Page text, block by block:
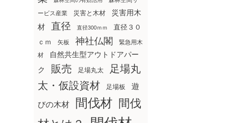
ービス産業
災害と木材
災害用木
材
直径 直径300ｍｍ
直径３０
ｃｍ
矢板 神社仏閣
緊急用木
材
自然共生型アウトドアパー
ク
販売 足場丸太
足場丸
太・仮設資材
足場板 遊
びの木材 間伐材 間伐